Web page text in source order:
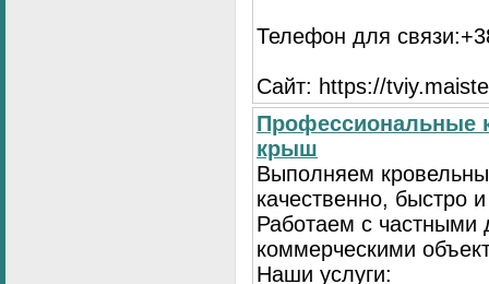
Телефон для
Сайт: https://
Профессиональные
крыш
Выполняем
качественно, быстро
Работаем с
коммерческими
Наши услуги: